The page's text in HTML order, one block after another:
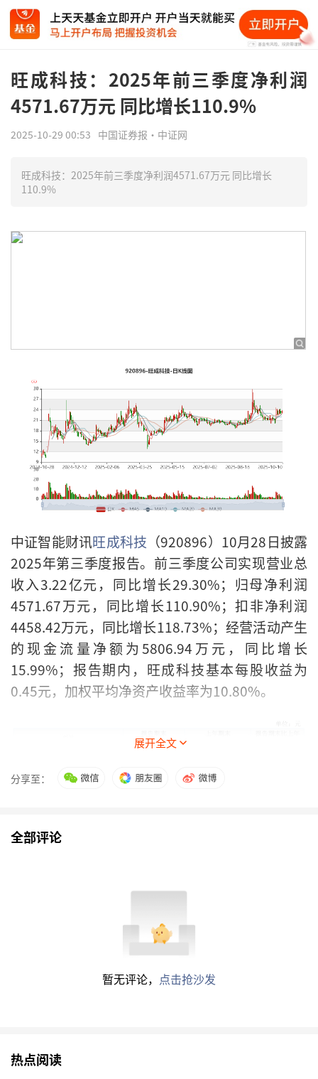
旺成科技：2025年前三季度净利润
4571.67万元 同比增长110.9%
2025-10-29 00:53 中国证券报·中证网
旺成科技：2025年前三季度净利润4571.67万元 同比增长
110.9%
中证智能财讯旺成科技 （920896）10月28日披露
2025年第三季度报告。前三季度公司实现营业总
收入3.22亿元，同比增长29.30%；归母净利润
4571.67万元，同比增长110.90%；扣非净利润
4458.42万元，同比增长118.73%；经营活动产生
的现金流量净额为5806.94万元，同比增长
15.99%；报告期内，旺成科技基本每股收益为
0.45元，加权平均净资产收益率为10.80%。
展开全文
分享至：
全部评论
暂无评论， 点击抢沙发
热点阅读